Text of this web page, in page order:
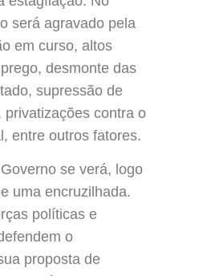
será agravado pela
em curso, altos
desmonte das
supressão de
privatizações contra o
entre outros fatores.
se verá, logo
uma encruzilhada.
políticas e
o
proposta de